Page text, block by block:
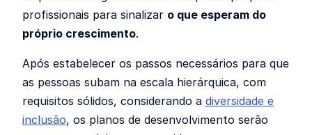
profissionais para sinalizar o que esperam do
próprio crescimento.
Após estabelecer os passos necessários para que
as pessoas subam na escala hierárquica, com
requisitos sólidos, considerando a diversidade e
inclusão, os planos de desenvolvimento serão